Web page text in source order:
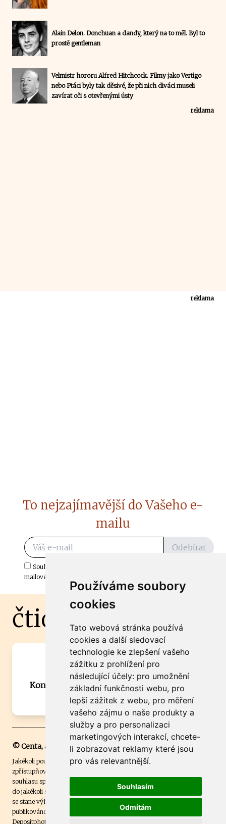
Používáme soubory
cookies
Tato webová stránka používá
cookies a další sledovací
technologie ke zlepšení vašeho
zážitku z prohlížení pro
následující účely: pro umožnění
základní funkčnosti webu, pro
lepší zážitek z webu, pro měření
vašeho zájmu o naše produkty a
služby a pro personalizaci
marketingových interakcí, chcete-
li zobrazovat reklamy které jsou
pro vás relevantnější.
Souhlasím
Odmítám
Alain Delon. Donchuan a dandy, který na to měl. Byl to
prostě gentleman
Velmistr hororu Alfred Hitchcock. Filmy jako Vertigo
nebo Ptáci byly tak děsivé, že při nich diváci museli
zavírat oči s otevřenými ústy
reklama
reklama
To nejzajímavější do Vašeho e-
mailu
Odebírat
Souhlasím s odběrem důležitých zpráv ze ČtiDoma.cz do mé e-
mailové schránky.
čtidoma.cz
Máte zajímavou informaci? Chcete
spolupracovat?
Kontaktujte šéfredaktora Martina Chalupu:
chalupa@ctidoma.cz
© Centa, a.s.
Jakékoli použití obsahu včetně převzetí, šíření či dalšího užití a
zpřístupňování textových či obrazových materiálů bez písemného
souhlasu společnosti Centa,a.s. je zakázáno. Čtenář svým přihlášením
do jakékoli soutěže na našem webu dává souhlas s tím, že v případě, že
se stane výhercem této soutěže, může být jeho jméno na webu
publikováno. Centa, a.s. využívala licenci ČTK a využívá fotografie z
Depositphotos